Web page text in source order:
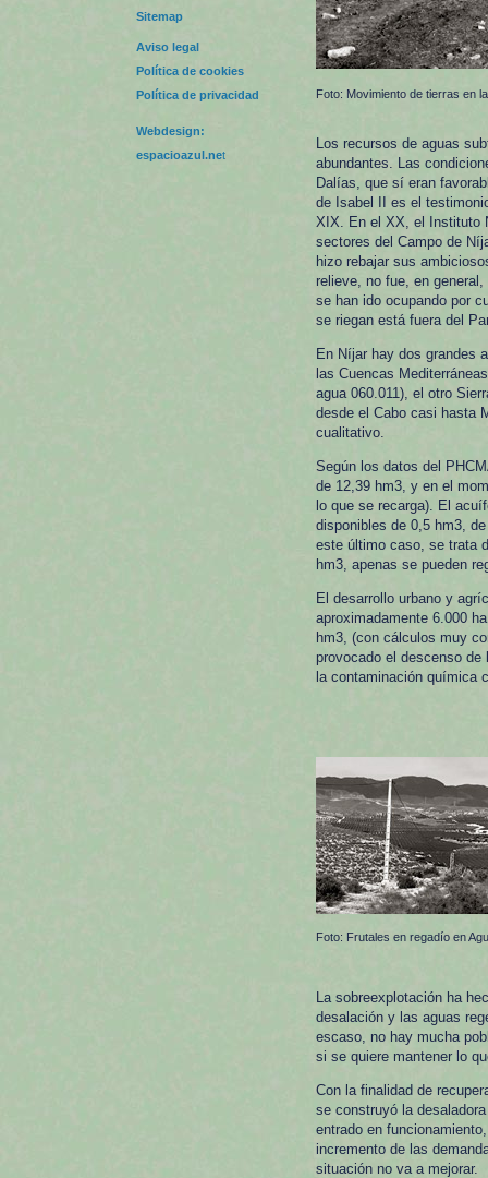
Sitemap
Aviso legal
Política de cookies
Política de privacidad
Webdesign:
espacioazul.net
Foto: Movimiento de tierras en
Los recursos de aguas
abundantes. Las
Dalías, que sí eran
de Isabel II es el
XIX. En el XX, el Instituto
sectores del Campo de
hizo rebajar sus
relieve, no fue, en
se han ido ocupando por
se riegan está fuera del
En Níjar hay dos grandes
las Cuencas
agua 060.011), el otro
desde el Cabo casi hasta
cualitativo.
Según los datos del
de 12,39 hm3, y en el
lo que se recarga). El
disponibles de 0,5 hm3,
este último caso, se trata
hm3, apenas se pueden
El desarrollo urbano y
aproximadamente 6.000
hm3, (con cálculos muy
provocado el descenso
la contaminación química
Foto: Frutales en regadío en
La sobreexplotación ha
desalación y las aguas
escaso, no hay mucha
si se quiere mantener lo
Con la finalidad de
se construyó la
entrado en
incremento de las
situación no va a mejorar.